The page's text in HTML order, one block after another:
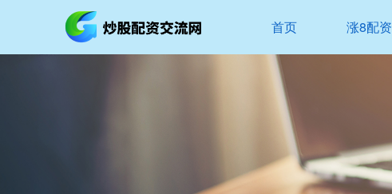
首页 涨8配资